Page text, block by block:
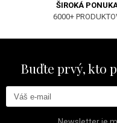
ŠIROKÁ
6000+
Buďte prvý, kto